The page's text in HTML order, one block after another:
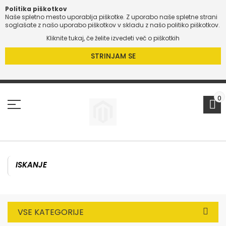
Politika piškotkov
Naše spletno mesto uporablja piškotke. Z uporabo naše spletne strani
soglašate z našo uporabo piškotkov v skladu z našo politiko piškotkov.
Kliknite tukaj, če želite izvedeti več o piškotkih
STRINJAM SE
Preskoči
0
VSE KATEGORIJE